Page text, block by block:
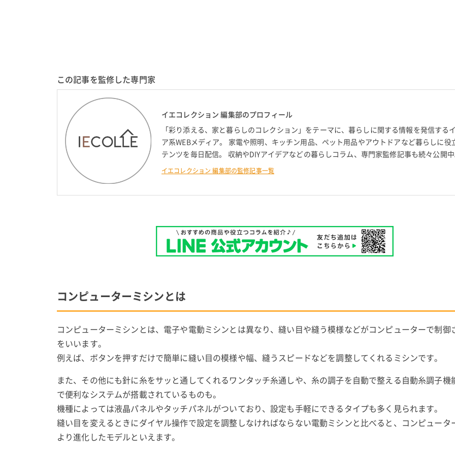
この記事を監修した専門家
イエコレクション 編集部のプロフィール
「彩り添える、家と暮らしのコレクション」をテーマに、暮らしに関する情報を発信する
ア系WEBメディア。 家電や照明、キッチン用品、ペット用品やアウトドアなど暮らしに役
テンツを毎日配信。 収納やDIYアイデアなどの暮らしコラム、専門家監修記事も続々公開中
イエコレクション 編集部の監修記事一覧
コンピューターミシンとは
コンピューターミシンとは、電子や電動ミシンとは異なり、縫い目や縫う模様などがコンピューターで制御
をいいます。
例えば、ボタンを押すだけで簡単に縫い目の模様や幅、縫うスピードなどを調整してくれるミシンです。
また、その他にも針に糸をサッと通してくれるワンタッチ糸通しや、糸の調子を自動で整える自動糸調子機
で便利なシステムが搭載されているものも。
機種によっては液晶パネルやタッチパネルがついており、設定も手軽にできるタイプも多く見られます。
縫い目を変えるときにダイヤル操作で設定を調整しなければならない電動ミシンと比べると、コンピュータ
より進化したモデルといえます。